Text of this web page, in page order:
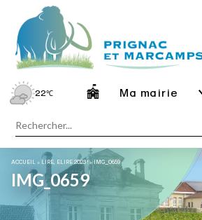
22℃ Ma mairie
ACCUEIL » LIRE, ELIRE 2023 !»IMG_0659
IMG_0659